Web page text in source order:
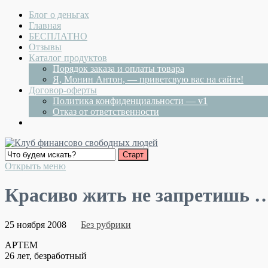
Блог о деньгах
Главная
БЕСПЛАТНО
Отзывы
Каталог продуктов
Порядок заказа и оплаты товара
Я, Монин Антон, — приветсвую вас на сайте!
Договор-оферты
Политика конфиденциальности — v1
Отказ от ответственности
Открыть меню
Красиво жить не запретишь
25 ноября 2008
Без рубрики
AРТЕМ
26 лет, безработный